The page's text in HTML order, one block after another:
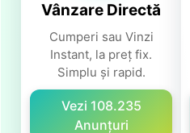
Vânzare Directă
Cumperi sau Vinzi
Instant, la preț fix.
Simplu și rapid.
Vezi 108.235
Anunțuri